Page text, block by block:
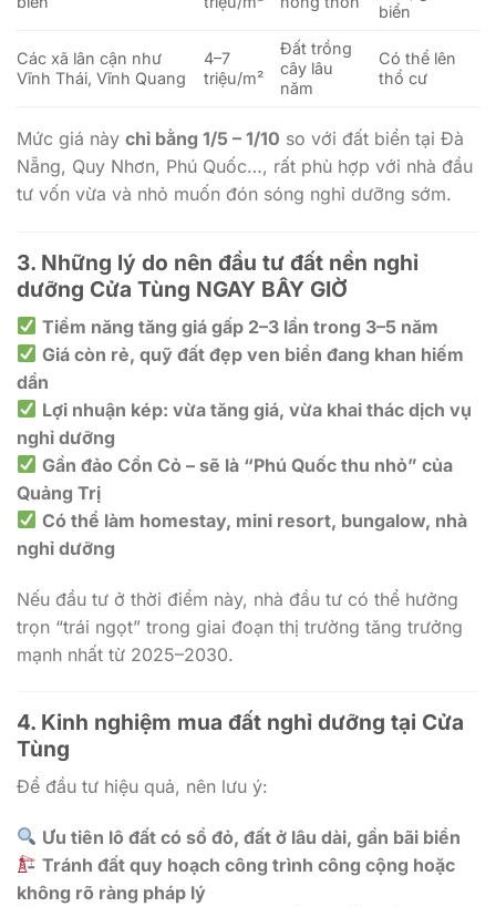
biển
Các xã lân cận như
Vĩnh Thái, Vĩnh Quang
4–7
triệu/m²
Đất trồng
cây lâu
năm
Có thể lên
thổ cư
Mức giá này chỉ bằng 1/5 – 1/10 so với đất biển tại Đà
Nẵng, Quy Nhơn, Phú Quốc…, rất phù hợp với nhà đầu
tư vốn vừa và nhỏ muốn đón sóng nghỉ dưỡng sớm.
3. Những lý do nên đầu tư đất nền nghỉ
dưỡng Cửa Tùng NGAY BÂY GIỜ
Tiềm năng tăng giá gấp 2–3 lần trong 3–5 năm
Giá còn rẻ, quỹ đất đẹp ven biển đang khan hiếm
dần
Lợi nhuận kép: vừa tăng giá, vừa khai thác dịch vụ
nghỉ dưỡng
Gần đảo Cồn Cỏ – sẽ là “Phú Quốc thu nhỏ” của
Quảng Trị
Có thể làm homestay, mini resort, bungalow, nhà
nghỉ dưỡng
Nếu đầu tư ở thời điểm này, nhà đầu tư có thể hưởng
trọn “trái ngọt” trong giai đoạn thị trường tăng trưởng
mạnh nhất từ 2025–2030.
4. Kinh nghiệm mua đất nghỉ dưỡng tại Cửa
Tùng
Để đầu tư hiệu quả, nên lưu ý:
Ưu tiên lô đất có sổ đỏ, đất ở lâu dài, gần bãi biển
Tránh đất quy hoạch công trình công cộng hoặc
không rõ ràng pháp lý